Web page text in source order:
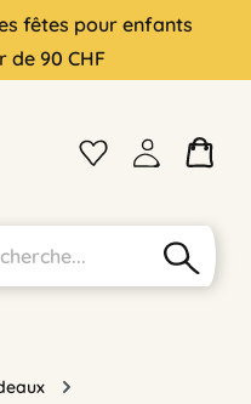
fêtes pour enfants
90 CHF